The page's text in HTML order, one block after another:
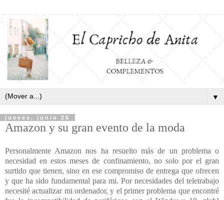
▼
jueves, junio 25
Amazon y su gran evento de la moda
Personalmente Amazon nos ha resuelto más de un problema o
necesidad en estos meses de confinamiento, no solo por el gran
surtido que tienen, sino en ese compromiso de entrega que ofrecen
y que ha sido fundamental para mi. Por necesidades del teletrabajo
necesité actualizar mi ordenador, y el primer problema que encontré